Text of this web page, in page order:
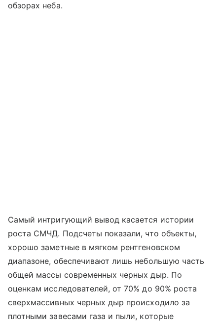
обзорах неба.
Самый интригующий вывод касается истории
роста СМЧД. Подсчеты показали, что объекты,
хорошо заметные в мягком рентгеновском
диапазоне, обеспечивают лишь небольшую часть
общей массы современных черных дыр. По
оценкам исследователей, от 70% до 90% роста
сверхмассивных черных дыр происходило за
плотными завесами газа и пыли, которые